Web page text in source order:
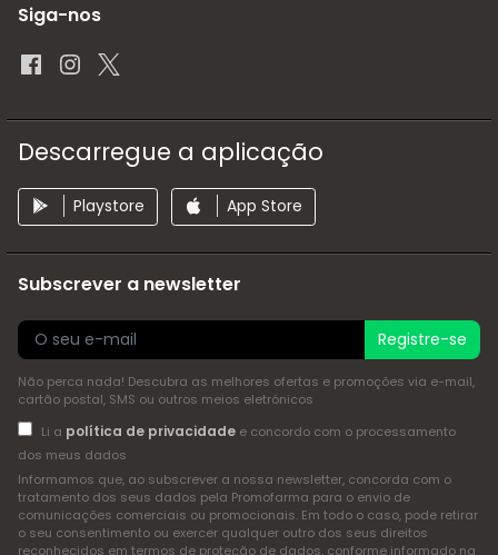
Siga-nos
Descarregue a aplicação
Playstore App Store
Subscrever a newsletter
Registre-se
Não perca nada! Descubra as melhores ofertas e promoções via e-mail,
cartão postal, SMS ou outros meios eletrónicos
Li a política de privacidadee concordo com o processamento
dos meus dados
Informamos que, ao subscrever a nossa newsletter, concorda com o
tratamento dos seus dados pela Promofarma para o envio de
comunicações comerciais ou promocionais. Em todo o caso, pode retirar
o seu consentimento ou exercer qualquer outro dos seus direitos
reconhecidos em termos de proteção de dados, conforme informado na